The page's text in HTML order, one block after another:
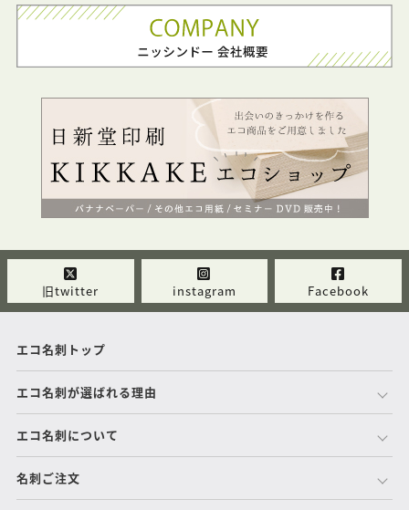
旧twitter instagram Facebook
エコ名刺トップ
エコ名刺が選ばれる理由
エコ名刺について
名刺ご注文